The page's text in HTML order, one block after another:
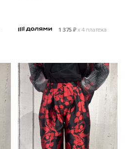
1 375 ₽х 4 платежа